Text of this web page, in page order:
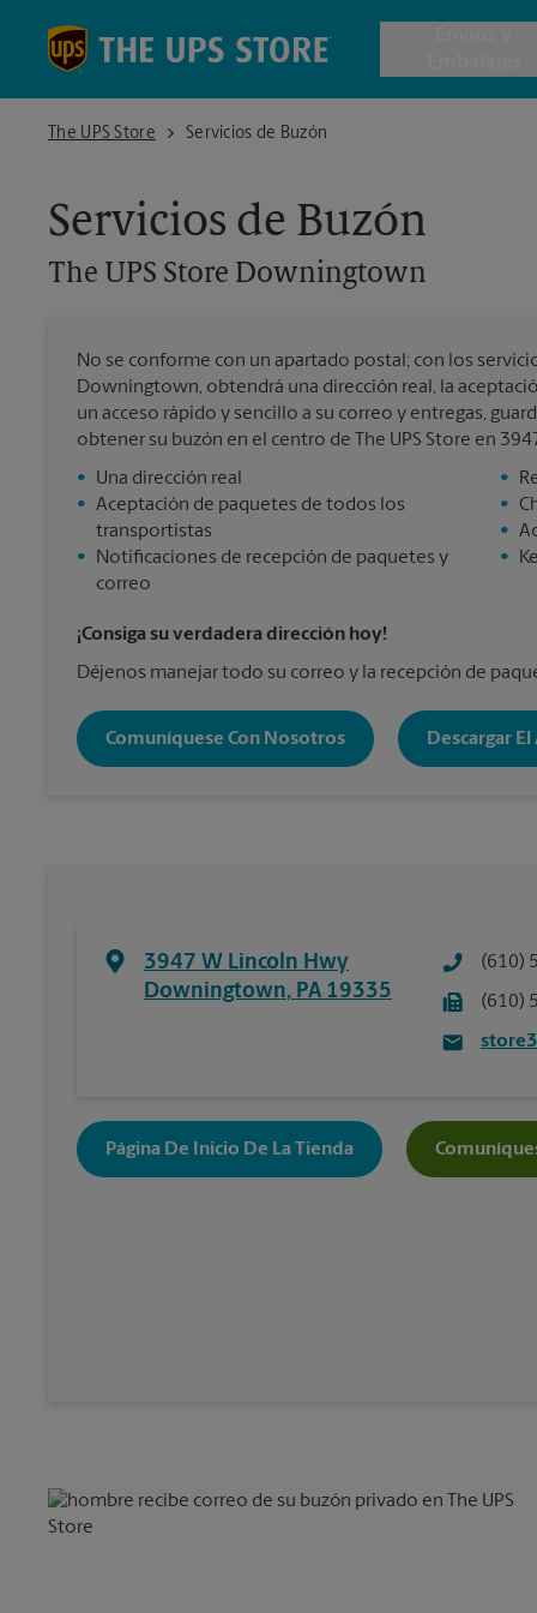
Envío
Todos
The UPS Store
The UPS Store Downingtown
Servicios de Buzón
Servicios de Buzón
The UPS Store Downingtown
No se conforme con un apartado postal; con los
Downingtown, obtendrá una dirección real, la
un acceso rápido y sencillo a su correo y entregas,
obtener su buzón en el centro de The UPS Store en
•
Una dirección real
• Aceptación de paquetes de todos los
transportistas
•
Notificaciones de recepción de paquetes y
correo
•
•
•
•
¡Consiga su verdadera dirección hoy!
Déjenos manejar todo su correo y la recepción de
Comuníquese Con Nosotros Descargar
3947 W Lincoln Hwy
Downingtown, PA 19335
(610)
(610)
Página De Inicio De La Tienda